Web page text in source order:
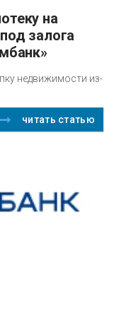
залога
недвижимости из-
читать статью